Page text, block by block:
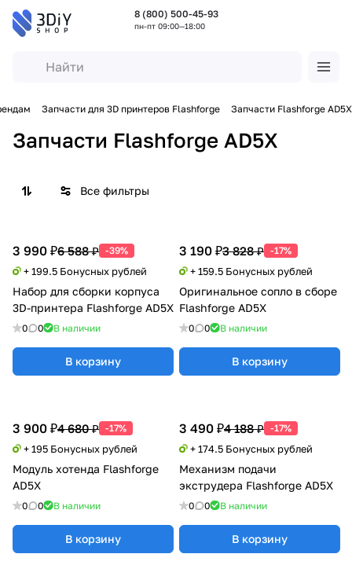
8 (800) 500-45-93
пн-пт 09:00—18:00
Запчасти для 3D принтеров Flashforge Запчасти Flashforge AD5X
Запчасти Flashforge AD5X
Все фильтры
3 990 ₽6 588 ₽ -39%
+ 199.5 Бонусных рублей
Набор для сборки корпуса
3D-принтера Flashforge AD5X
0 0 В наличии
В корзину
3 190 ₽3 828 ₽ -17%
+ 159.5 Бонусных рублей
Оригинальное сопло в сборе
Flashforge AD5X
0 0 В наличии
В корзину
3 900 ₽4 680 ₽ -17%
+ 195 Бонусных рублей
Модуль хотенда Flashforge
AD5X
0 0 В наличии
В корзину
3 490 ₽4 188 ₽ -17%
+ 174.5 Бонусных рублей
Механизм подачи
экструдера Flashforge AD5X
0 0 В наличии
В корзину